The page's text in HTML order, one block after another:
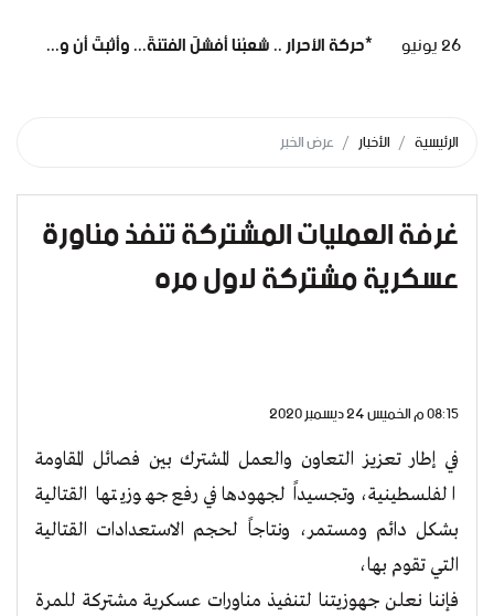
26 يونيو *حركة الأحرار .. شعبُنا أفشلَ الفتنةَ... وأثبتَ أن وعيَه أقوى من مؤامرات الاحتلال*
الرئيسية الأخبار عرض الخبر
غرفة العمليات المشتركة تنفذ مناورة
عسكرية مشتركة لاول مره
08:15 م الخميس 24 ديسمبر 2020
في إطار تعزيز التعاون والعمل المشترك بين فصائل المقاومة
الفلسطينية، وتجسيداً لجهودها في رفع جهوزيتها القتالية
بشكل دائم ومستمر، ونتاجاً لحجم الاستعدادات القتالية
التي تقوم بها،
فإننا نعلن جهوزيتنا لتنفيذ مناورات عسكرية مشتركة للمرة